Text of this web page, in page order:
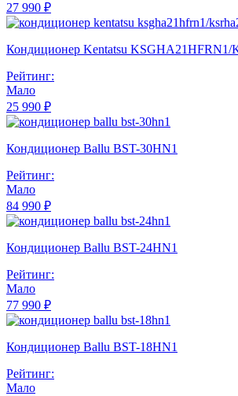
27 990 ₽
Кондиционер Kentatsu KSGHA21HFRN1/
Рейтинг:
Мало
25 990 ₽
Кондиционер Ballu BST-30HN1
Рейтинг:
Мало
84 990 ₽
Кондиционер Ballu BST-24HN1
Рейтинг:
Мало
77 990 ₽
Кондиционер Ballu BST-18HN1
Рейтинг:
Мало